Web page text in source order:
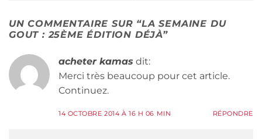
UN COMMENTAIRE SUR “LA SEMAINE DU
GOUT : 25ÈME ÉDITION DÉJÀ”
acheter kamas dit:
Merci très beaucoup pour cet article.
Continuez.
14 OCTOBRE 2014 À 16 H 06 MIN RÉPONDRE